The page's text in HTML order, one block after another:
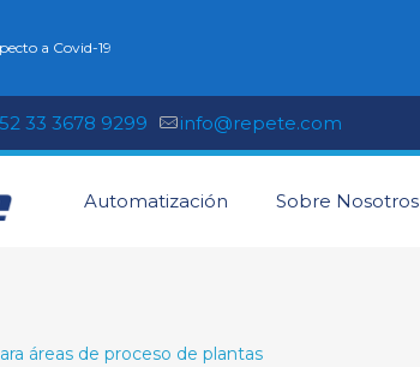
33 3678 9299 info@repete.com
Automatización Sobre Nosotros
áreas de proceso de plantas
a Covid-19